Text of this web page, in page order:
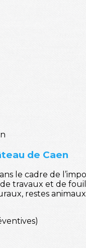
de Caen
le cadre de
travaux et de
restes